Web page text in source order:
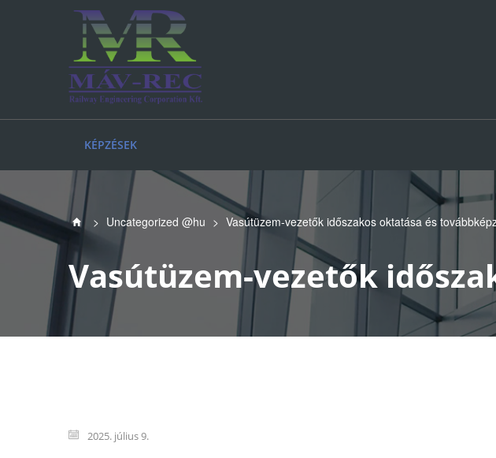
KÉPZÉSEK
> Uncategorized @hu > Vasútüzem-vezetők időszakos oktatása és
Vasútüzem-vezetők
2025. július 9.